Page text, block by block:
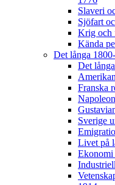
Slaveri
Sjöfart
Krig och
Kända
Det långa
Det
Franska
Sverige
Livet på
Ekonomi